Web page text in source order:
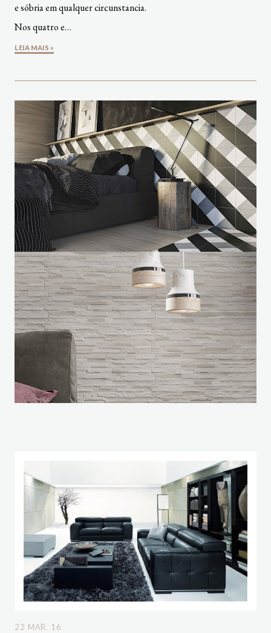
e sóbria em qualquer circunstancia.
Nos quatro e…
LEIA MAIS »
22 MAR. 16